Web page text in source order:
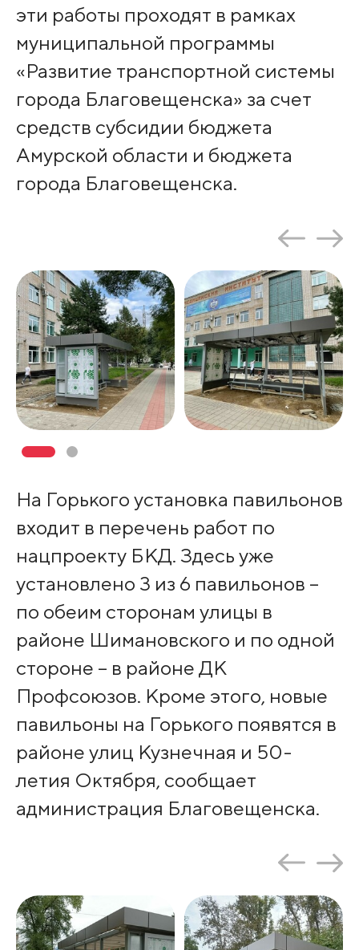
эти работы проходят в рамках
муниципальной программы
«Развитие транспортной системы
города Благовещенска» за счет
средств субсидии бюджета
Амурской области и бюджета
города Благовещенска.
На Горького установка павильонов
входит в перечень работ по
нацпроекту БКД. Здесь уже
установлено 3 из 6 павильонов –
по обеим сторонам улицы в
районе Шимановского и по одной
стороне – в районе ДК
Профсоюзов. Кроме этого, новые
павильоны на Горького появятся в
районе улиц Кузнечная и 50-
летия Октября, сообщает
администрация Благовещенска.